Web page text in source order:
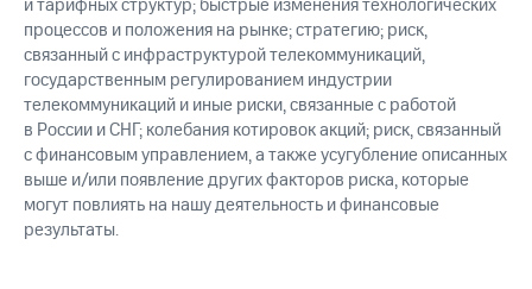
и тарифных структур; быстрые изменения технологических
процессов и положения на рынке; стратегию; риск,
связанный с инфраструктурой телекоммуникаций,
государственным регулированием индустрии
телекоммуникаций и иные риски, связанные с работой
в России и СНГ; колебания котировок акций; риск, связанный
с финансовым управлением, а также усугубление описанных
выше и/или появление других факторов риска, которые
могут повлиять на нашу деятельность и финансовые
результаты.